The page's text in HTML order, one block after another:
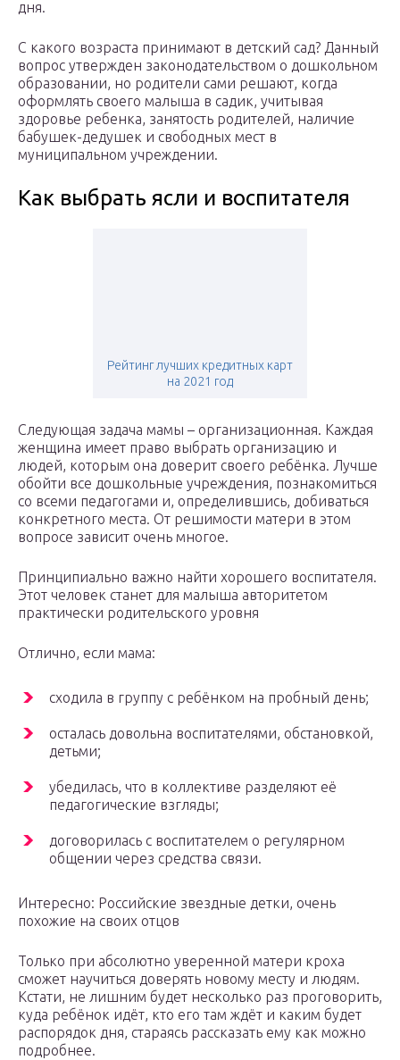
дня.
С какого возраста принимают в детский сад? Данный
вопрос утвержден законодательством о дошкольном
образовании, но родители сами решают, когда
оформлять своего малыша в садик, учитывая
здоровье ребенка, занятость родителей, наличие
бабушек-дедушек и свободных мест в
муниципальном учреждении.
Как выбрать ясли и воспитателя
Рейтинг лучших кредитных карт
на 2021 год
Следующая задача мамы – организационная. Каждая
женщина имеет право выбрать организацию и
людей, которым она доверит своего ребёнка. Лучше
обойти все дошкольные учреждения, познакомиться
со всеми педагогами и, определившись, добиваться
конкретного места. От решимости матери в этом
вопросе зависит очень многое.
Принципиально важно найти хорошего воспитателя.
Этот человек станет для малыша авторитетом
практически родительского уровня
Отлично, если мама:
сходила в группу с ребёнком на пробный день;
осталась довольна воспитателями, обстановкой,
детьми;
убедилась, что в коллективе разделяют её
педагогические взгляды;
договорилась с воспитателем о регулярном
общении через средства связи.
Интересно: Российские звездные детки, очень
похожие на своих отцов
Только при абсолютно уверенной матери кроха
сможет научиться доверять новому месту и людям.
Кстати, не лишним будет несколько раз проговорить,
куда ребёнок идёт, кто его там ждёт и каким будет
распорядок дня, стараясь рассказать ему как можно
подробнее.